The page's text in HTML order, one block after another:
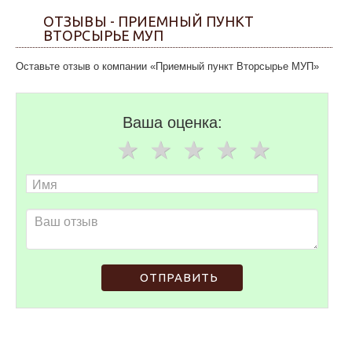
ОТЗЫВЫ - ПРИЕМНЫЙ ПУНКТ
ВТОРСЫРЬЕ МУП
Оставьте отзыв о компании «Приемный пункт Вторсырье МУП»
Ваша оценка:
ОТПРАВИТЬ